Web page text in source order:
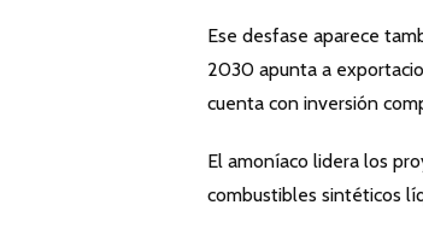
Ese desfase aparece
2030 apunta a
cuenta con inversión
El amoníaco lidera los
combustibles sintéticos